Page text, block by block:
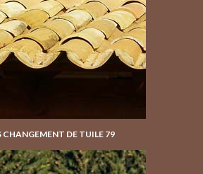
CHANGEMENT DE TUILE 79